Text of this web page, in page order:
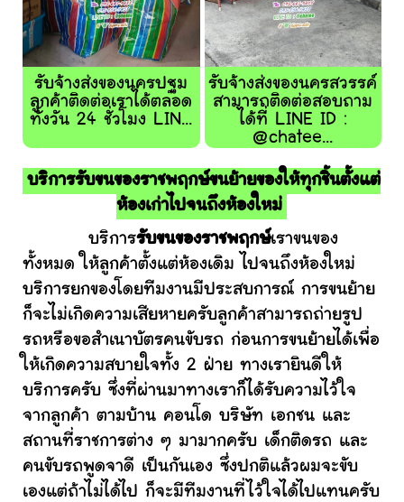
รับจ้างส่งของนครปฐม
ลูกค้าติดต่อเราได้ตลอด
ทั้งวัน 24 ชั่วโมง LIN...
รับจ้างส่งของนครสวรรค์
สามารถติดต่อสอบถาม
ได้ที่ LINE ID :
@chatee...
บริการรับขนของราชพฤกษ์ขนย้ายของให้ทุกชิ้นตั้งแต่
ห้องเก่าไปจนถึงห้องใหม่
บริการรับขนของราชพฤกษ์เราขนของ
ทั้งหมด ให้ลูกค้าตั้งแต่ห้องเดิม ไปจนถึงห้องใหม่
บริการยกของโดยทีมงานมีประสบการณ์ การขนย้าย
ก็จะไม่เกิดความเสียหายครับลูกค้าสามารถถ่ายรูป
รถหรือขอสำเนาบัตรคนขับรถ ก่อนการขนย้ายได้เพื่อ
ให้เกิดความสบายใจทั้ง 2 ฝ่าย ทางเรายินดีให้
บริการครับ ซึ่งที่ผ่านมาทางเราก็ได้รับความไว้ใจ
จากลูกค้า ตามบ้าน คอนโด บริษัท เอกชน และ
สถานที่ราชการต่าง ๆ มามากครับ เด็กติดรถ และ
คนขับรถพูดจาดี เป็นกันเอง ซึ่งปกติแล้วผมจะขับ
เองแต่ถ้าไม่ได้ไป ก็จะมีทีมงานที่ไว้ใจได้ไปแทนครับ